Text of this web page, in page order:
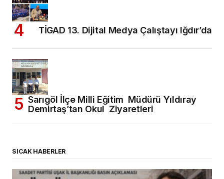
TİGAD 13. Dijital Medya Çalıştayı Iğdır’da
Sarıgöl İlçe Milli Eğitim Müdürü Yıldıray
Demirtaş’tan Okul Ziyaretleri
SICAK HABERLER